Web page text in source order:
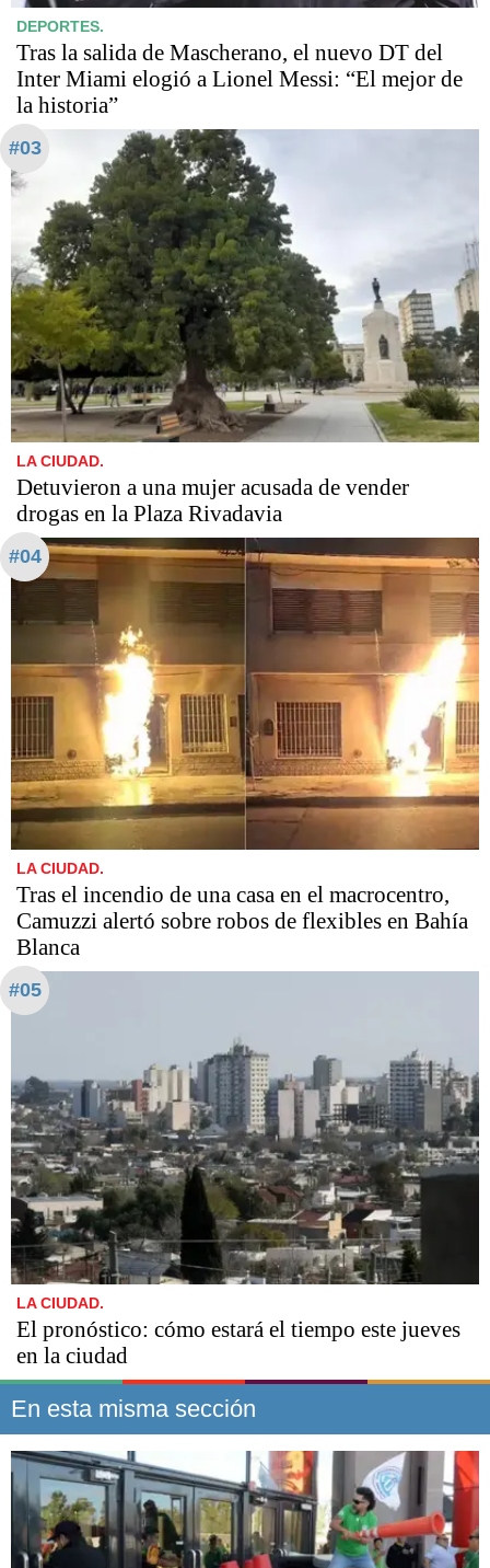
DEPORTES.
Tras la salida de Mascherano, el nuevo DT del
Inter Miami elogió a Lionel Messi: “El mejor de
la historia”
#03
LA CIUDAD.
Detuvieron a una mujer acusada de vender
drogas en la Plaza Rivadavia
#04
LA CIUDAD.
Tras el incendio de una casa en el macrocentro,
Camuzzi alertó sobre robos de flexibles en Bahía
Blanca
#05
LA CIUDAD.
El pronóstico: cómo estará el tiempo este jueves
en la ciudad
En esta misma sección